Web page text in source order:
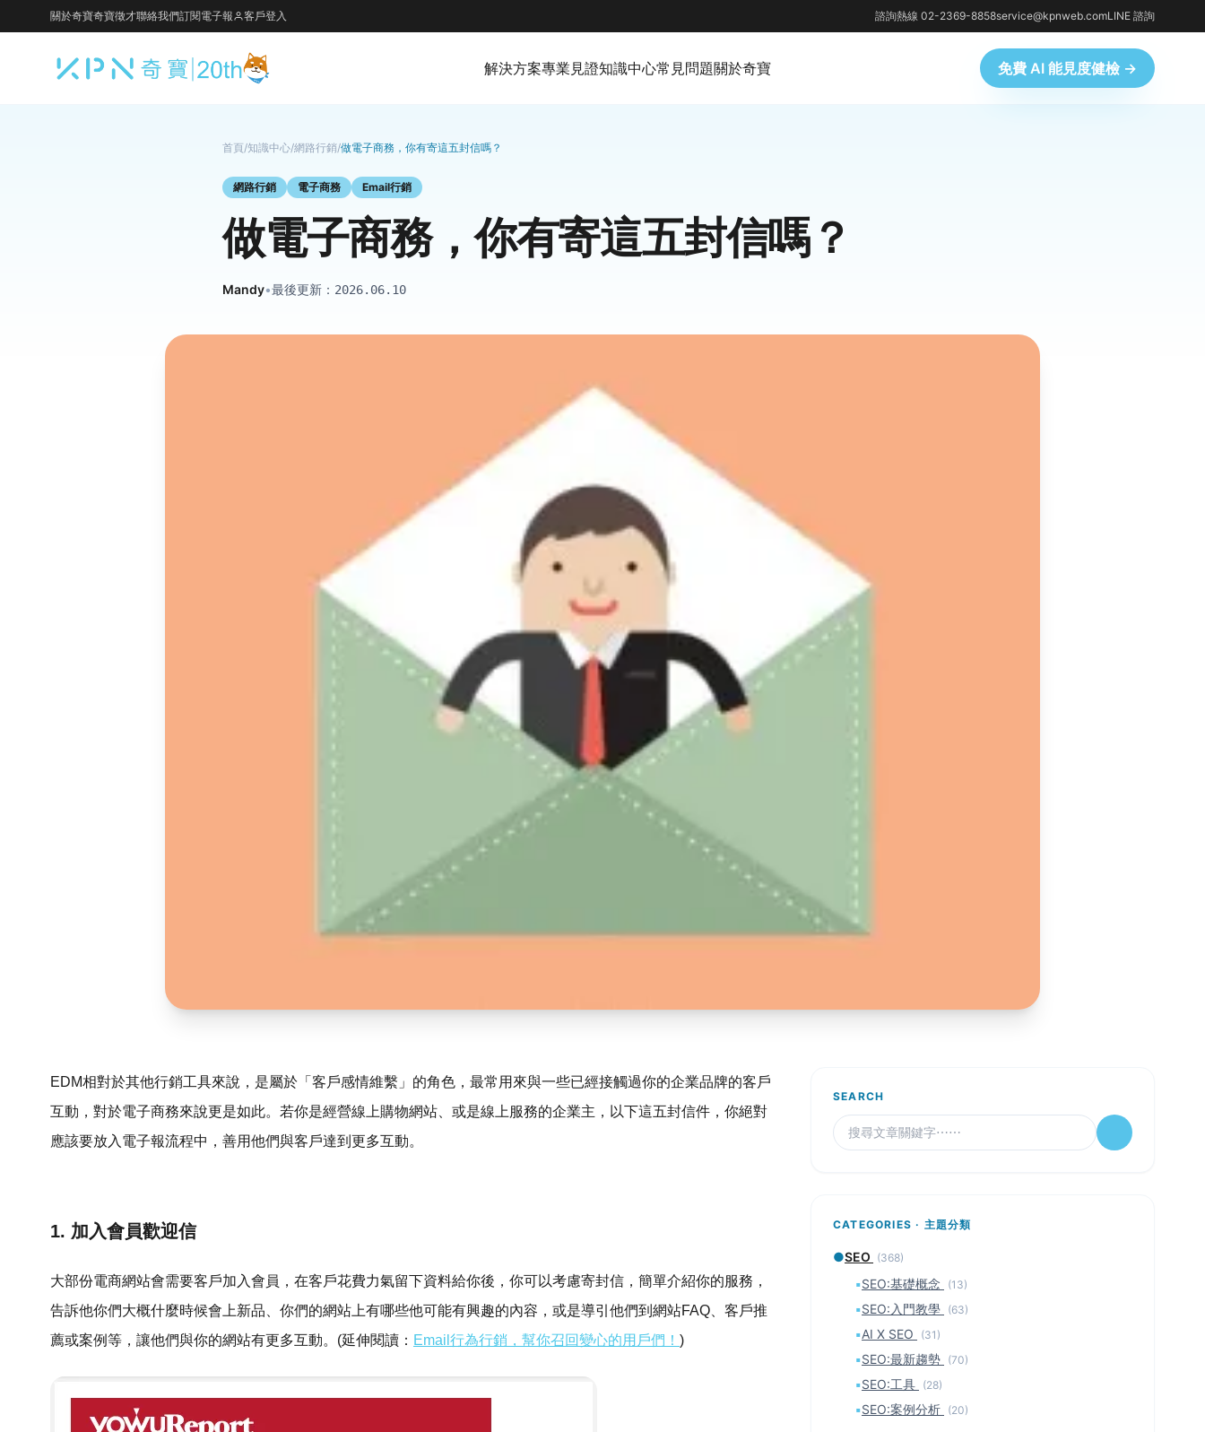
關於奇寶奇寶徵才聯絡我們訂閱電子報 客戶登入 諮詢熱線 02-2369-8858service@kpnweb.comLINE 諮詢
解決方案專業見證知識中心常見問題關於奇寶 免費 AI 能見度健檢 →
首頁/知識中心/網路行銷/做電子商務，你有寄這五封信嗎？
網路行銷 電子商務 Email行銷
做電子商務，你有寄這五封信嗎？
Mandy•最後更新： 2026.06.10
EDM相對於其他行銷工具來說，是屬於「客戶感情維繫」的角色，最常用來與一些已經接觸過你的企業品牌的客戶
互動，對於電子商務來說更是如此。若你是經營線上購物網站、或是線上服務的企業主，以下這五封信件，你絕對
應該要放入電子報流程中，善用他們與客戶達到更多互動。
1. 加入會員歡迎信
大部份電商網站會需要客戶加入會員，在客戶花費力氣留下資料給你後，你可以考慮寄封信，簡單介紹你的服務，
告訴他你們大概什麼時候會上新品、你們的網站上有哪些他可能有興趣的內容，或是導引他們到網站FAQ、客戶推
薦或案例等，讓他們與你的網站有更多互動。(延伸閱讀： Email行為行銷，幫你召回變心的用戶們！ )
SEARCH
CATEGORIES · 主題分類
●SEO (368)
▪SEO:基礎概念 (13)
▪SEO:入門教學 (63)
▪AI X SEO (31)
▪SEO:最新趨勢 (70)
▪SEO:工具 (28)
▪SEO:案例分析 (20)